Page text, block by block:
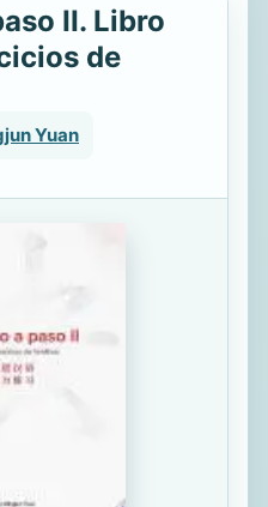
II. Libro
de
Yuan